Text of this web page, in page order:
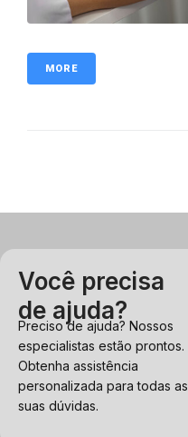
MORE
Você precisa
de ajuda?
Preciso de ajuda? Nossos
especialistas estão prontos.
Obtenha assistência
personalizada para todas as
suas dúvidas.